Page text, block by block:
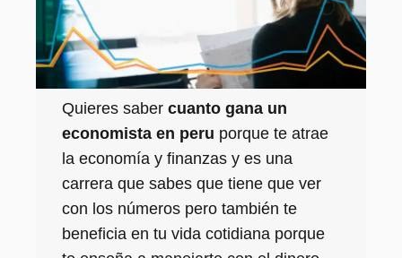
Quieres sabercuanto gana un
economista en peru porque te atrae
la economía y finanzas y es una
carrera que sabes que tiene que ver
con los números pero también te
beneficia en tu vida cotidiana porque